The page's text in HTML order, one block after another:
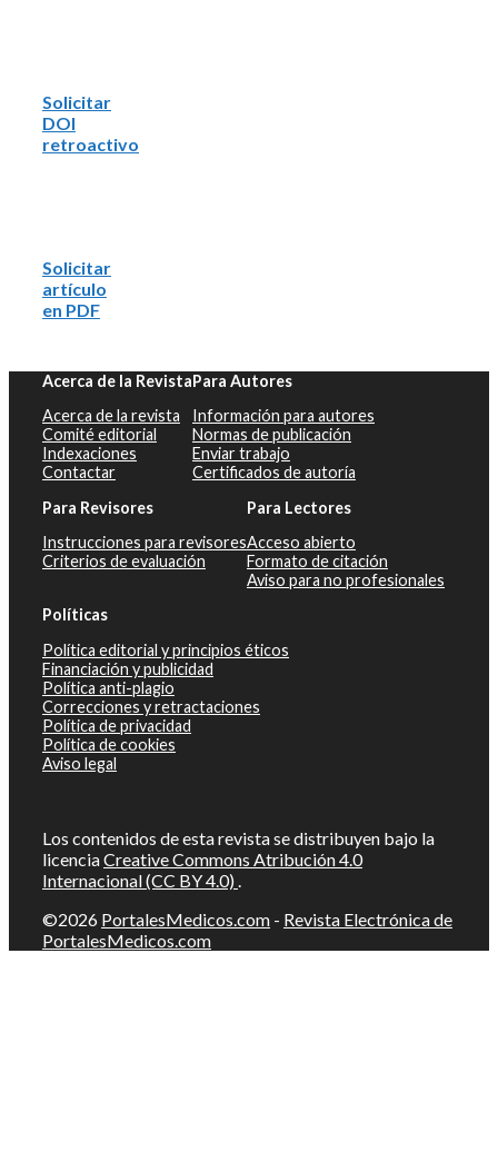
Solicitar
DOI
retroactivo
Solicitar
artículo
en PDF
Acerca de la Revista
Acerca de la revista
Comité editorial
Indexaciones
Contactar
Para Autores
Información para autores
Normas de publicación
Enviar trabajo
Certificados de autoría
Para Revisores
Instrucciones para revisores
Criterios de evaluación
Para Lectores
Acceso abierto
Formato de citación
Aviso para no profesionales
Políticas
Política editorial y principios éticos
Financiación y publicidad
Política anti-plagio
Correcciones y retractaciones
Política de privacidad
Política de cookies
Aviso legal
Los contenidos de esta revista se distribuyen bajo la
licenciaCreative Commons Atribución 4.0
Internacional (CC BY 4.0) .
©2026 PortalesMedicos.com - Revista Electrónica de
PortalesMedicos.com